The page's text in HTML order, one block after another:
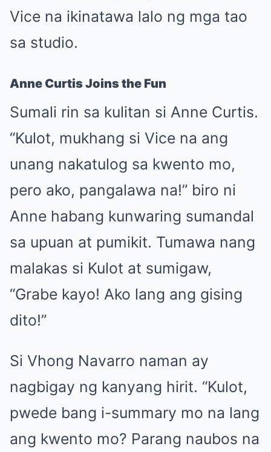
Vice na ikinatawa lalo ng mga tao
sa studio.
Anne Curtis Joins the Fun
Sumali rin sa kulitan si Anne Curtis.
“Kulot, mukhang si Vice na ang
unang nakatulog sa kwento mo,
pero ako, pangalawa na!” biro ni
Anne habang kunwaring sumandal
sa upuan at pumikit. Tumawa nang
malakas si Kulot at sumigaw,
“Grabe kayo! Ako lang ang gising
dito!”
Si Vhong Navarro naman ay
nagbigay ng kanyang hirit. “Kulot,
pwede bang i-summary mo na lang
ang kwento mo? Parang naubos na